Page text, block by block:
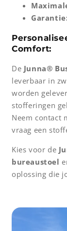
Comfort:
De Junna®
leverbaar in
worden
stofferingen
Neem contact
vraag een
Kies voor de
bureaustoel
oplossing die